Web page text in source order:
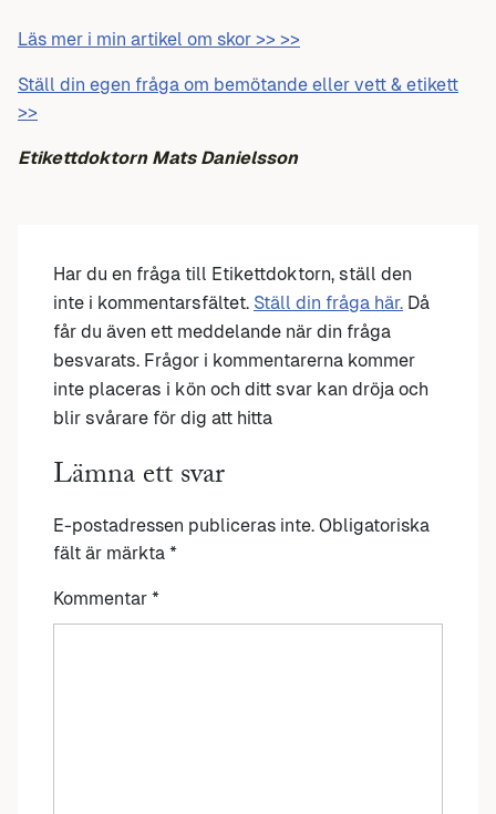
Läs mer i min artikel om skor >> >>
Ställ din egen fråga om bemötande eller vett & etikett
>>
Etikettdoktorn Mats Danielsson
Har du en fråga till Etikettdoktorn, ställ den
inte i kommentarsfältet. Ställ din fråga här. Då
får du även ett meddelande när din fråga
besvarats. Frågor i kommentarerna kommer
inte placeras i kön och ditt svar kan dröja och
blir svårare för dig att hitta
Lämna ett svar
E-postadressen publiceras inte. Obligatoriska
fält är märkta *
Kommentar *